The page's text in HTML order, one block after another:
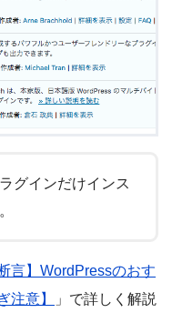
グインだけインス
断言】WordPressのおす
注意】
」で詳しく解説